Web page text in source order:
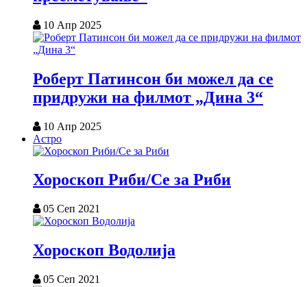
10 Апр 2025
Роберт Патинсон би можел да се
придружи на филмот „Дина 3“
10 Апр 2025
Астро
Хороскоп Риби/Се за Риби
05 Сеп 2021
Хороскоп Водолија
05 Сеп 2021